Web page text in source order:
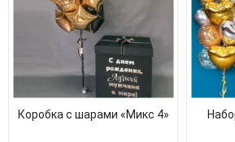
Коробка с шарами «Микс 4»